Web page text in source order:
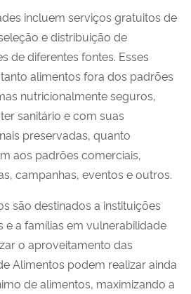
incluem serviços gratuitos de
e distribuição de
de diferentes fontes. Esses
alimentos fora dos padrões
nutricionalmente seguros,
sanitário e com suas
preservadas, quanto
aos padrões comerciais,
campanhas, eventos e outros.
são destinados a instituições
e a famílias em vulnerabilidade
o aproveitamento das
Alimentos podem realizar ainda
de alimentos, maximizando a